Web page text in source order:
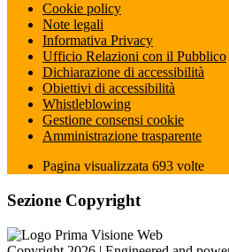
Cookie policy
Note legali
Informativa Privacy
Ufficio Relazioni con il Pubblico
Dichiarazione di accessibilità
Obiettivi di accessibilità
Whistleblowing
Gestione consensi cookie
Amministrazione trasparente
Pagina visualizzata 693 volte
Sezione Copyright